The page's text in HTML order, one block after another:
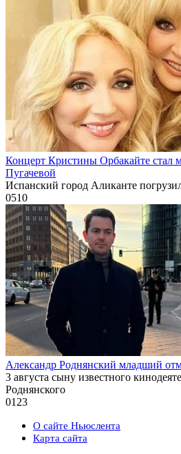
Концерт Кристины Орбакайте стал
Пугачевой
Испанский город Аликанте
0510
Александр Роднянский младший
3 августа сыну известного
Роднянского
0123
О сайте Ньюслента
Карта сайта